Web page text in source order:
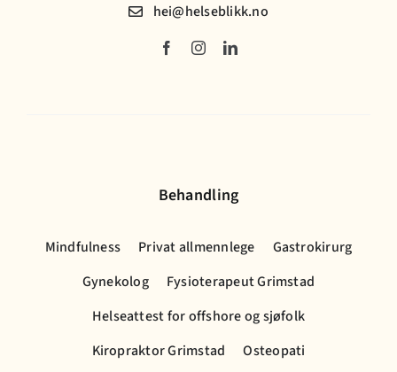
hei@helseblikk.no
Behandling
Mindfulness Privat allmennlege
Gastrokirurg
Gynekolog
Fysioterapeut Grimstad
Helseattest for offshore og sjøfolk
Kiropraktor Grimstad
Osteopati